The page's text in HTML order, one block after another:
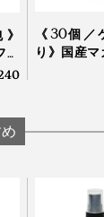
《30個／
り》国産マ
はハイボ